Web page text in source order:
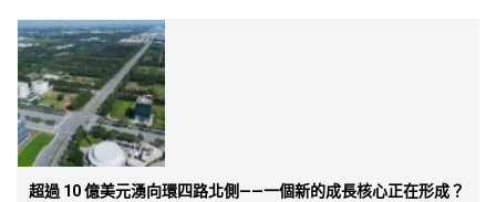
超過 10 億美元湧向環四路北側——一個新的成長核心正在形成？